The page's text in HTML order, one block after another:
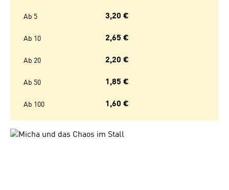
Ab 5 3,20 €
Ab 10 2,65 €
Ab 20 2,20 €
Ab 50 1,85 €
Ab 100 1,60 €
Bildergalerie überspringen